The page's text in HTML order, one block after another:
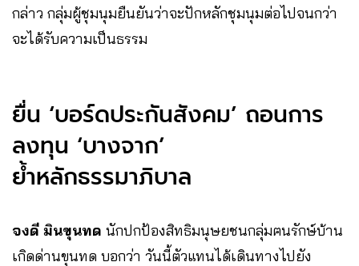
กล่าว กลุ่มผู้ชุมนุมยืนยันว่าจะปักหลักชุมนุมต่อไปจนกว่า
จะได้รับความเป็นธรรม
ยื่น ‘บอร์ดประกันสังคม’ ถอนการ
ลงทุน ‘บางจาก’
ย้ำหลักธรรมาภิบาล
จงดี มินขุนทด นักปกป้องสิทธิมนุษยชนกลุ่มฅนรักษ์บ้าน
เกิดด่านขุนทด บอกว่า วันนี้ตัวแทนได้เดินทางไปยัง